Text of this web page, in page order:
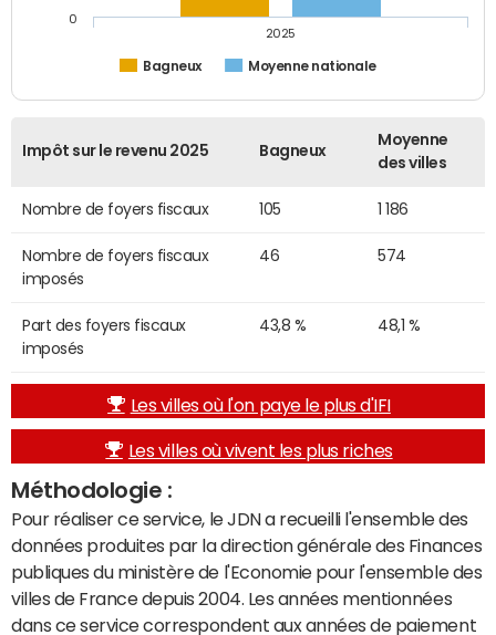
Bagneux Moyenne nationale
2025
0
Impôt sur le revenu 2025 Bagneux
Moyenne
des villes
Nombre de foyers fiscaux 105 1 186
Nombre de foyers fiscaux
imposés
46 574
Part des foyers fiscaux
imposés
43,8 % 48,1 %
Les villes où l'on paye le plus d'IFI
Les villes où vivent les plus riches
Méthodologie :
Pour réaliser ce service, le JDN a recueilli l'ensemble des
données produites par la direction générale des Finances
publiques du ministère de l'Economie pour l'ensemble des
villes de France depuis 2004. Les années mentionnées
dans ce service correspondent aux années de paiement